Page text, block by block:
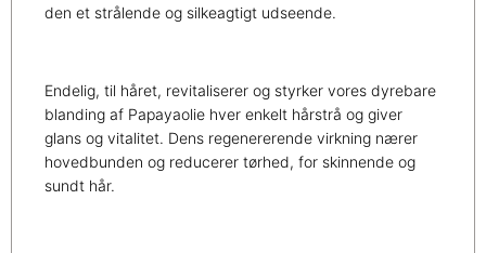
den et strålende og silkeagtigt udseende.
Endelig, til håret, revitaliserer og styrker vores dyrebare
blanding af Papayaolie hver enkelt hårstrå og giver
glans og vitalitet. Dens regenererende virkning nærer
hovedbunden og reducerer tørhed, for skinnende og
sundt hår.